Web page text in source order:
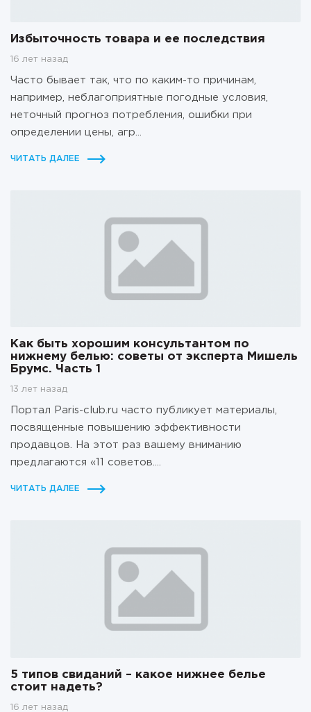
Избыточность товара и ее последствия
16 лет назад
Часто бывает так, что по каким-то причинам,
например, неблагоприятные погодные условия,
неточный прогноз потребления, ошибки при
определении цены, агр...
ЧИТАТЬ ДАЛЕЕ
Как быть хорошим консультантом по
нижнему белью: советы от эксперта Мишель
Брумс. Часть 1
13 лет назад
Портал Paris-club.ru часто публикует материалы,
посвященные повышению эффективности
продавцов. На этот раз вашему вниманию
предлагаются «11 советов....
ЧИТАТЬ ДАЛЕЕ
5 типов свиданий – какое нижнее белье
стоит надеть?
16 лет назад